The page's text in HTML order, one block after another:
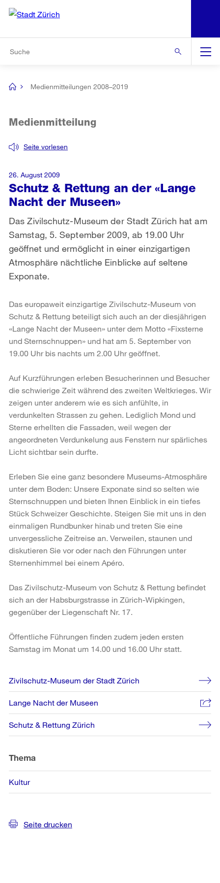
Navigation
[no
Medienmitteilungen 2008–2019
Schutz & Rettung an der «Lange
Nacht der Museen»
Seite vorlesen
Medienmitteilung
Das Zivilschutz-Museum der Stadt Zürich hat am
Samstag, 5. September 2009, ab 19.00 Uhr
geöffnet und ermöglicht in einer einzigartigen
Atmosphäre nächtliche Einblicke auf seltene
Exponate.
26. August 2009
Das europaweit einzigartige Zivilschutz-Museum von
Schutz & Rettung beteiligt sich auch an der diesjährigen
«Lange Nacht der Museen» unter dem Motto «Fixsterne
und Sternschnup­pen» und hat am 5. September von
19.00 Uhr bis nachts um 2.00 Uhr geöffnet.
Auf Kurzführungen erleben Besucherinnen und Besucher
die schwierige Zeit während des zweiten Weltkrieges. Wir
zeigen unter anderem wie es sich anfühlte, in
verdunkelten Strassen zu gehen. Lediglich Mond und
Sterne erhellten die Fassaden, weil wegen der
angeordneten Verdunkelung aus Fenstern nur spärliches
Licht sichtbar sein durfte.
Erleben Sie eine ganz besondere Museums-Atmosphäre
unter dem Boden: Unsere Expo­nate sind so selten wie
Sternschnuppen und bieten Ihnen Einblick in ein tiefes
Stück Schweizer Geschichte. Steigen Sie mit uns in den
einmaligen Rundbunker hinab und treten Sie eine
unvergessliche Zeitreise an. Verweilen, staunen und
diskutieren Sie vor oder nach den Führungen unter
Sternenhimmel bei einem Apéro.
Das Zivilschutz-Museum von Schutz & Rettung befindet
sich an der Habsburgstrasse in Zürich-Wipkingen,
gegenüber der Liegenschaft Nr. 17.
Öffentliche Führungen finden zudem jeden ersten
Samstag im Monat um 14.00 und 16.00 Uhr statt.
Weitere
Informationen
Zivilschutz-Museum der Stadt Zürich
Lange Nacht der Museen
Schutz & Rettung Zürich
Thema
Kultur
Seite drucken